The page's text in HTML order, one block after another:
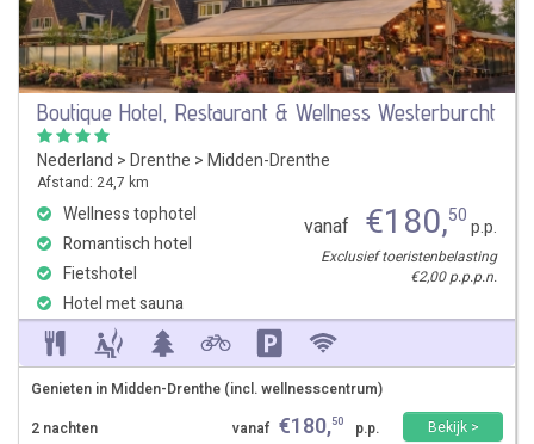
Boutique Hotel, Restaurant & Wellness Westerburcht
Nederland >Drenthe >Midden-Drenthe
Afstand: 24,7 km
Wellness tophotel
Romantisch hotel
Fietshotel
Hotel met sauna
vanaf €180,50p.p.
Exclusief toeristenbelasting
€2,00 p.p.p.n.
Genieten in Midden-Drenthe (incl. wellnesscentrum)
2 nachten
vanaf €180,50 p.p.
Bekijk >